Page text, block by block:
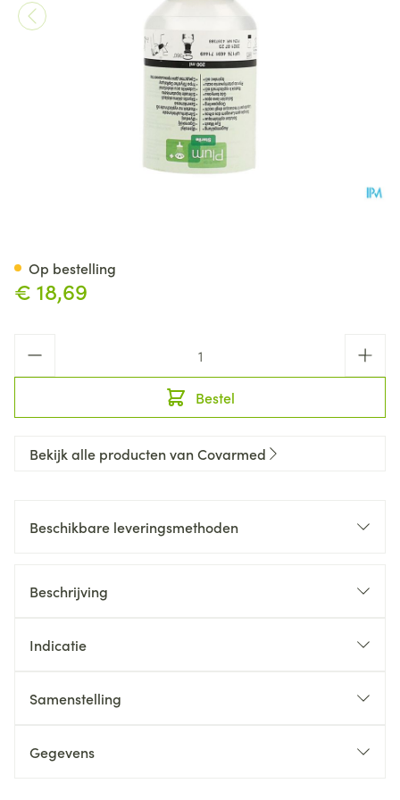
€ 18,69
Bestel
Op bestelling
Bekijk alle producten van Covarmed
Beschikbare leveringsmethoden
Beschrijving
Indicatie
Samenstelling
Gegevens